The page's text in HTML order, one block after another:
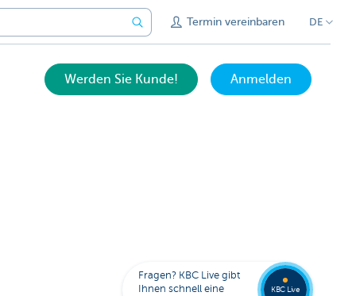
Termin vereinbaren DE
Werden Sie Kunde! Anmelden
Fragen? KBC Live gibt
Ihnen schnell eine
KBC Live